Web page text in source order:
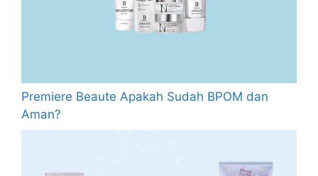
Premiere Beaute Apakah Sudah BPOM dan
Aman?